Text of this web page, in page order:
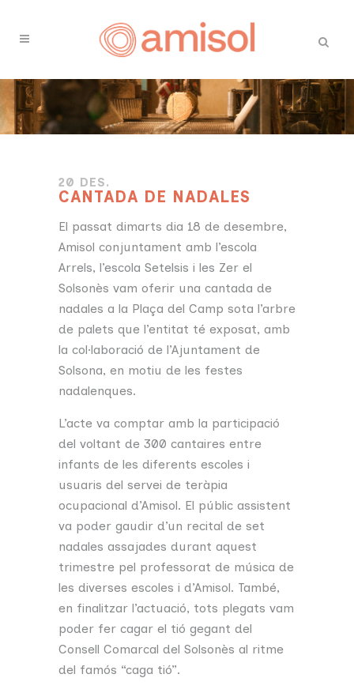
20 DES.
CANTADA DE NADALES
El passat dimarts dia 18 de desembre,
Amisol conjuntament amb l’escola
Arrels, l’escola Setelsis i les Zer el
Solsonès vam oferir una cantada de
nadales a la Plaça del Camp sota l’arbre
de palets que l’entitat té exposat, amb
la col·laboració de l’Ajuntament de
Solsona, en motiu de les festes
nadalenques.
L’acte va comptar amb la participació
del voltant de 300 cantaires entre
infants de les diferents escoles i
usuaris del servei de teràpia
ocupacional d’Amisol. El públic assistent
va poder gaudir d’un recital de set
nadales assajades durant aquest
trimestre pel professorat de música de
les diverses escoles i d’Amisol. També,
en finalitzar l’actuació, tots plegats vam
poder fer cagar el tió gegant del
Consell Comarcal del Solsonès al ritme
del famós “caga tió”.